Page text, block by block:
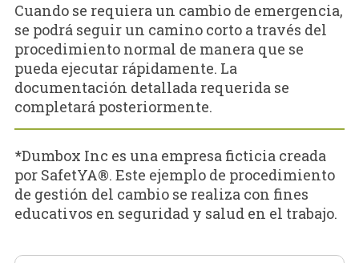
Cuando se requiera un cambio de emergencia,
se podrá seguir un camino corto a través del
procedimiento normal de manera que se
pueda ejecutar rápidamente. La
documentación detallada requerida se
completará posteriormente.
*Dumbox Inc es una empresa ficticia creada
por SafetYA®. Este ejemplo de procedimiento
de gestión del cambio se realiza con fines
educativos en seguridad y salud en el trabajo.